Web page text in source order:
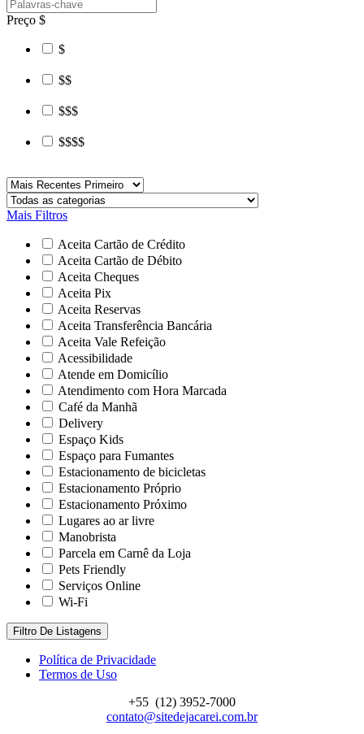
Preço $
$
$$
$$$
$$$$
Mais Filtros
Aceita Cartão de Crédito
Aceita Cartão de Débito
Aceita Cheques
Aceita Pix
Aceita Reservas
Aceita Transferência Bancária
Aceita Vale Refeição
Acessibilidade
Atende em Domicílio
Atendimento com Hora Marcada
Café da Manhã
Delivery
Espaço Kids
Espaço para Fumantes
Estacionamento de bicicletas
Estacionamento Próprio
Estacionamento Próximo
Lugares ao ar livre
Manobrista
Parcela em Carnê da Loja
Pets Friendly
Serviços Online
Wi-Fi
Filtro De Listagens
Política de Privacidade
Termos de Uso
+55 (12) 3952-7000
contato@sitedejacarei.com.br